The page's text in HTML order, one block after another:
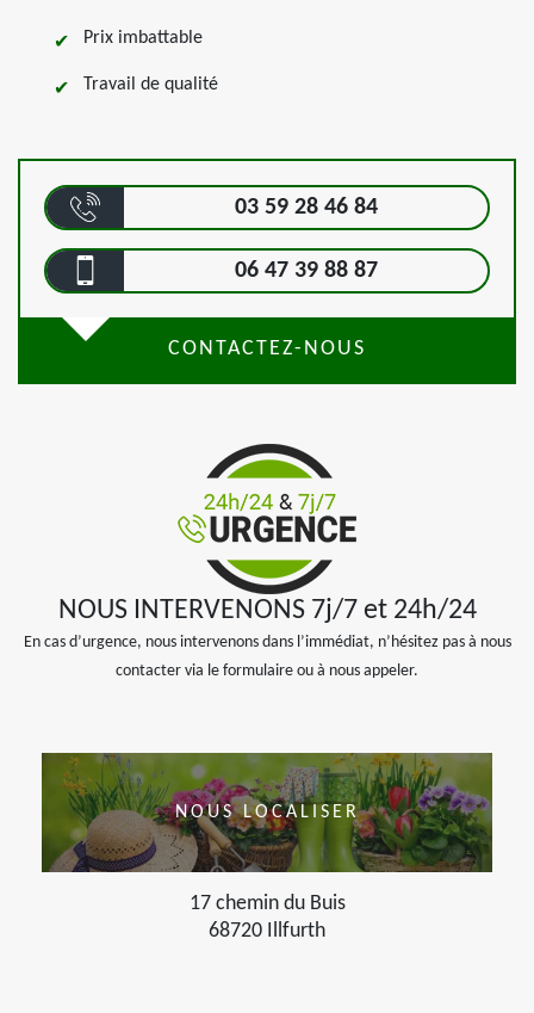
Prix imbattable
Travail de qualité
03 59 28 46 84
06 47 39 88 87
CONTACTEZ-NOUS
NOUS INTERVENONS 7j/7 et 24h/24
En cas d’urgence, nous intervenons dans l’immédiat, n’hésitez pas à nous
contacter via le formulaire ou à nous appeler.
NOUS LOCALISER
17 chemin du Buis
68720 Illfurth